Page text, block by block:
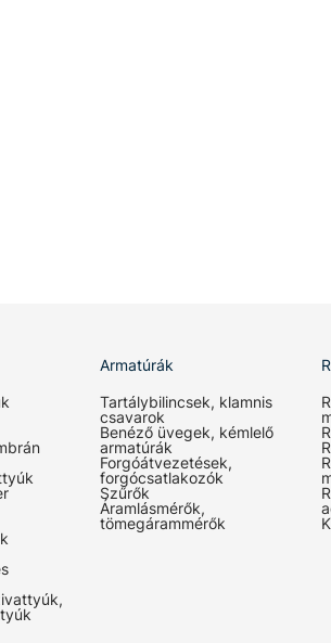
Armatúrák
Tartálybilincsek, klamnis
csavarok
Benéző üvegek, kémlelő
armatúrák
Forgóátvezetések,
forgócsatlakozók
Szűrők
Áramlásmérők,
tömegárammérők